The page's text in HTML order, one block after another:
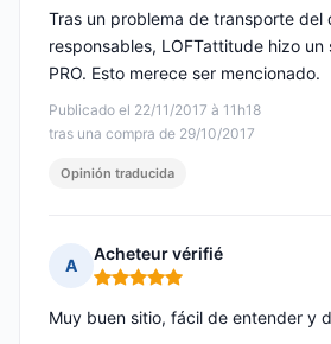
Publicado el 22/11/2017 à 11h18
tras una compra de 29/10/2017
Tras un problema de transporte del
responsables, LOFTattitude hizo un
PRO. Esto merece ser mencionado.
Opinión traducida
A
Acheteur vérifié
Nota: 5 de 5
Muy buen sitio, fácil de entender y